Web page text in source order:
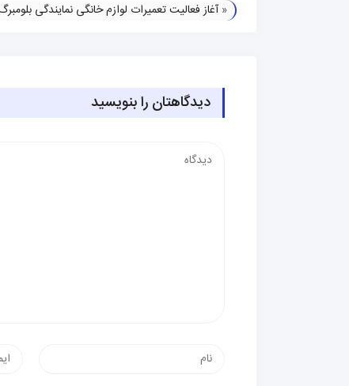
«آغاز فعالیت تعمیرات لوازم خانگی نمایندگی
دیدگاهتان را بنویسید